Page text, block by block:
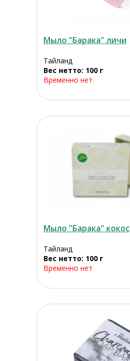
Мыло "Барака" личи
Тайланд
Вес нетто: 100 г
Временно нет
Мыло "Барака" кокос
Тайланд
Вес нетто: 100 г
Временно нет